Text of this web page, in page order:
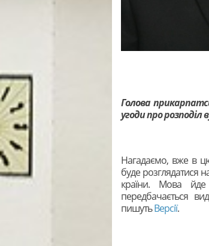
Голова
угоди про розподіл
Нагадаємо, вже в цю
буде розглядатися
країни. Мова
передбачається
пишутьВерсії.